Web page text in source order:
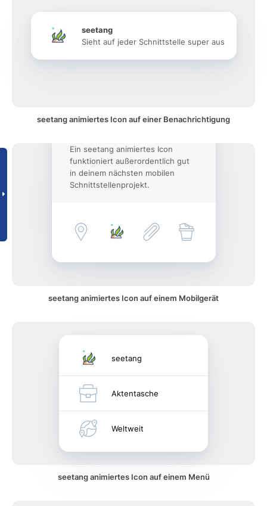
seetang
Sieht auf jeder Schnittstelle super aus
seetang animiertes Icon auf einer Benachrichtigung
Ein seetang animiertes Icon
funktioniert außerordentlich gut
in deinem nächsten mobilen
Schnittstellenprojekt.
seetang animiertes Icon auf einem Mobilgerät
seetang
Aktentasche
Weltweit
seetang animiertes Icon auf einem Menü